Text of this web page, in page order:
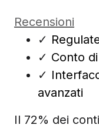
Recensioni
✓
✓ Conto
✓
avanzati
Il 72% dei